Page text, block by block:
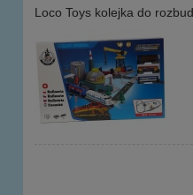
Loco Toys kolejka do